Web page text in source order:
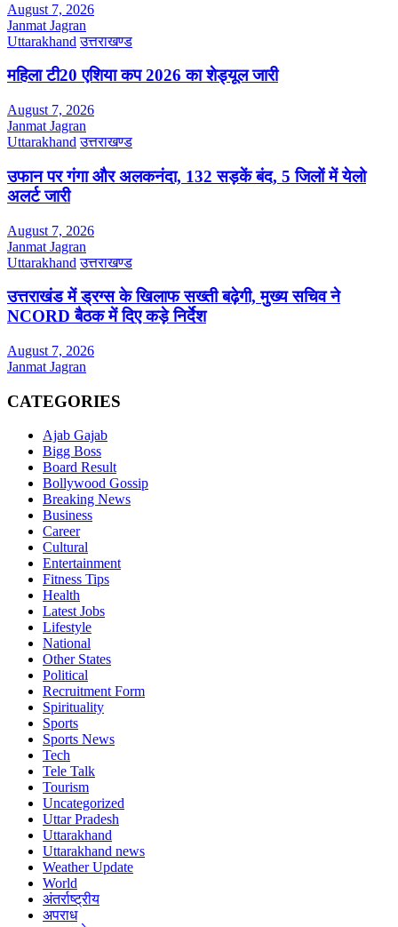
August 7, 2026
Janmat Jagran
Uttarakhand उत्तराखण्ड
महिला टी20 एशिया कप 2026 का शेड्यूल जारी
August 7, 2026
Janmat Jagran
Uttarakhand उत्तराखण्ड
उफान पर गंगा और अलकनंदा, 132 सड़कें बंद, 5 जिलों में येलो
अलर्ट जारी
August 7, 2026
Janmat Jagran
Uttarakhand उत्तराखण्ड
उत्तराखंड में ड्रग्स के खिलाफ सख्ती बढ़ेगी, मुख्य सचिव ने
NCORD बैठक में दिए कड़े निर्देश
August 7, 2026
Janmat Jagran
CATEGORIES
Ajab Gajab
Bigg Boss
Board Result
Bollywood Gossip
Breaking News
Business
Career
Cultural
Entertainment
Fitness Tips
Health
Latest Jobs
Lifestyle
National
Other States
Political
Recruitment Form
Spirituality
Sports
Sports News
Tech
Tele Talk
Tourism
Uncategorized
Uttar Pradesh
Uttarakhand
Uttarakhand news
Weather Update
World
अंतर्राष्ट्रीय
अपराध